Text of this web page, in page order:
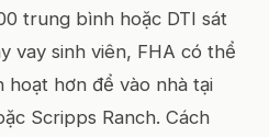
trung bình hoặc DTI sát
vay sinh viên, FHA có thể
hoạt hơn để vào nhà tại
Scripps Ranch. Cách